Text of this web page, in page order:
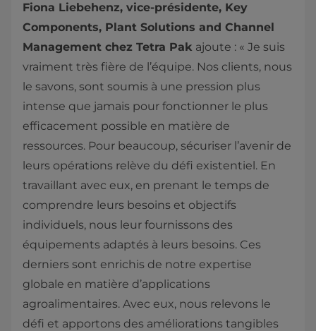
Fiona Liebehenz, vice-présidente, Key
Components, Plant Solutions and Channel
Management chez Tetra Pak ajoute : « Je suis
vraiment très fière de l’équipe. Nos clients, nous
le savons, sont soumis à une pression plus
intense que jamais pour fonctionner le plus
efficacement possible en matière de
ressources. Pour beaucoup, sécuriser l’avenir de
leurs opérations relève du défi existentiel. En
travaillant avec eux, en prenant le temps de
comprendre leurs besoins et objectifs
individuels, nous leur fournissons des
équipements adaptés à leurs besoins. Ces
derniers sont enrichis de notre expertise
globale en matière d’applications
agroalimentaires. Avec eux, nous relevons le
défi et apportons des améliorations tangibles